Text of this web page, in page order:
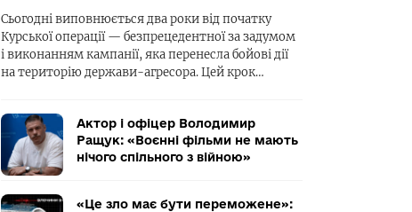
Сьогодні виповнюється два роки від початку
Курської операції — безпрецедентної за задумом
і виконанням кампанії, яка перенесла бойові дії
на територію держави-агресора. Цей крок…
Актор і офіцер Володимир
Ращук: «Воєнні фільми не мають
нічого спільного з війною»
«Це зло має бути переможене»: